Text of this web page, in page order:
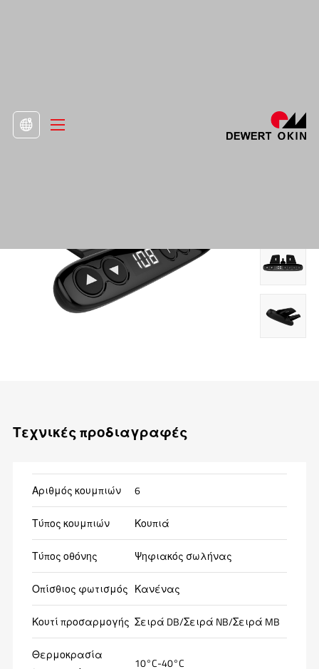
Τεχνικές προδιαγραφές
Αριθμός κουμπιών 6
Τύπος κουμπιών Κουπιά
Τύπος οθόνης Ψηφιακός σωλήνας
Οπίσθιος φωτισμός Κανένας
Κουτί προσαρμογής Σειρά DB/Σειρά NB/Σειρά MB
Θερμοκρασία
10°C-40°C